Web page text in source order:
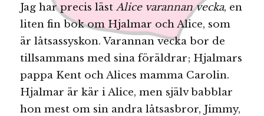
Jag har precis lästAlice varannan vecka, en
liten fin bok om Hjalmar och Alice, som
är låtsassyskon. Varannan vecka bor de
tillsammans med sina föräldrar; Hjalmars
pappa Kent och Alices mamma Carolin.
Hjalmar är kär i Alice, men själv babblar
hon mest om sin andra låtsasbror, Jimmy,